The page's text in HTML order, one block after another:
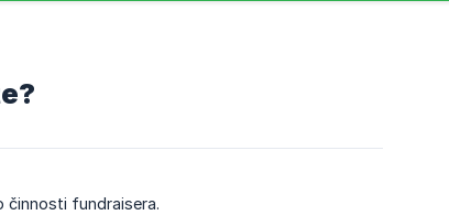
činnosti fundraisera.